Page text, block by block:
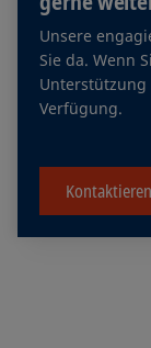
Unsere
Sie da. Wenn
Verfügung.